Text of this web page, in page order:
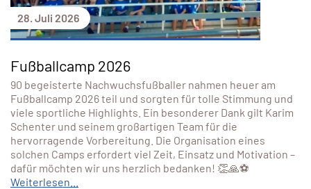
28. Juli 2026
Fußballcamp 2026
90 begeisterte Nachwuchsfußballer nahmen heuer am
Fußballcamp 2026 teil und sorgten für tolle Stimmung und
viele sportliche Highlights. Ein besonderer Dank gilt Karim
Schenter und seinem großartigen Team für die
hervorragende Vorbereitung. Die Organisation eines
solchen Camps erfordert viel Zeit, Einsatz und Motivation –
dafür möchten wir uns herzlich bedanken! 👏🙏⚽
Weiterlesen...